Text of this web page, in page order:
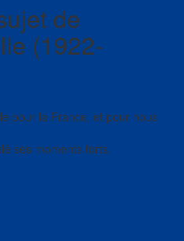
de
(1922-
pour la France, et pour nous
ses moments forts.